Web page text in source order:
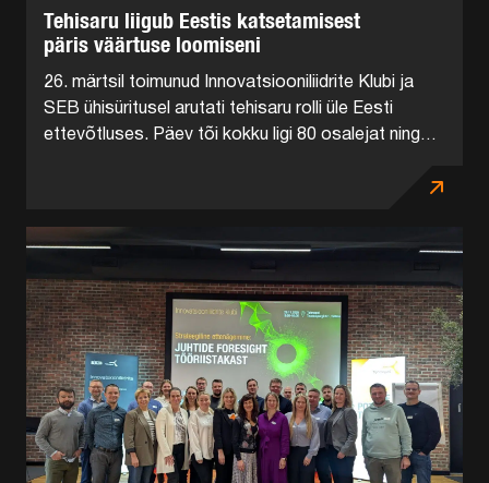
Tehisaru liigub Eestis katsetamisest
päris väärtuse loomiseni
26. märtsil toimunud Innovatsiooniliidrite Klubi ja
SEB ühisüritusel arutati tehisaru rolli üle Eesti
ettevõtluses. Päev tõi kokku ligi 80 osalejat ning